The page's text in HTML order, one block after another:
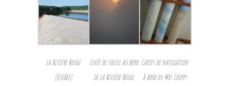
La Rivière Rouge
(Québec)
Levée de soleil au bord
de la Rivière Rouge
Cartes de navigation
à bord du Mrs Chippy